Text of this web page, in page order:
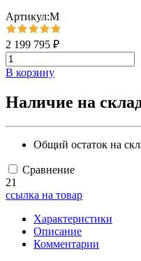
Артикул:М
2 199 795 ₽
В корзину
Наличие на
Общий остаток на
Сравнение
21
ссылка на товар
Характеристики
Описание
Комментарии